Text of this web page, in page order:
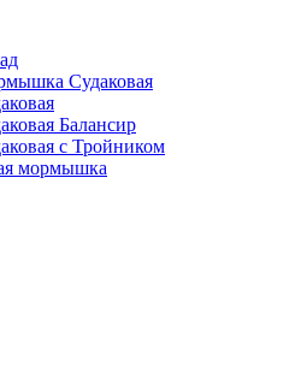
Судаковая
Балансир
с Тройником
мормышка